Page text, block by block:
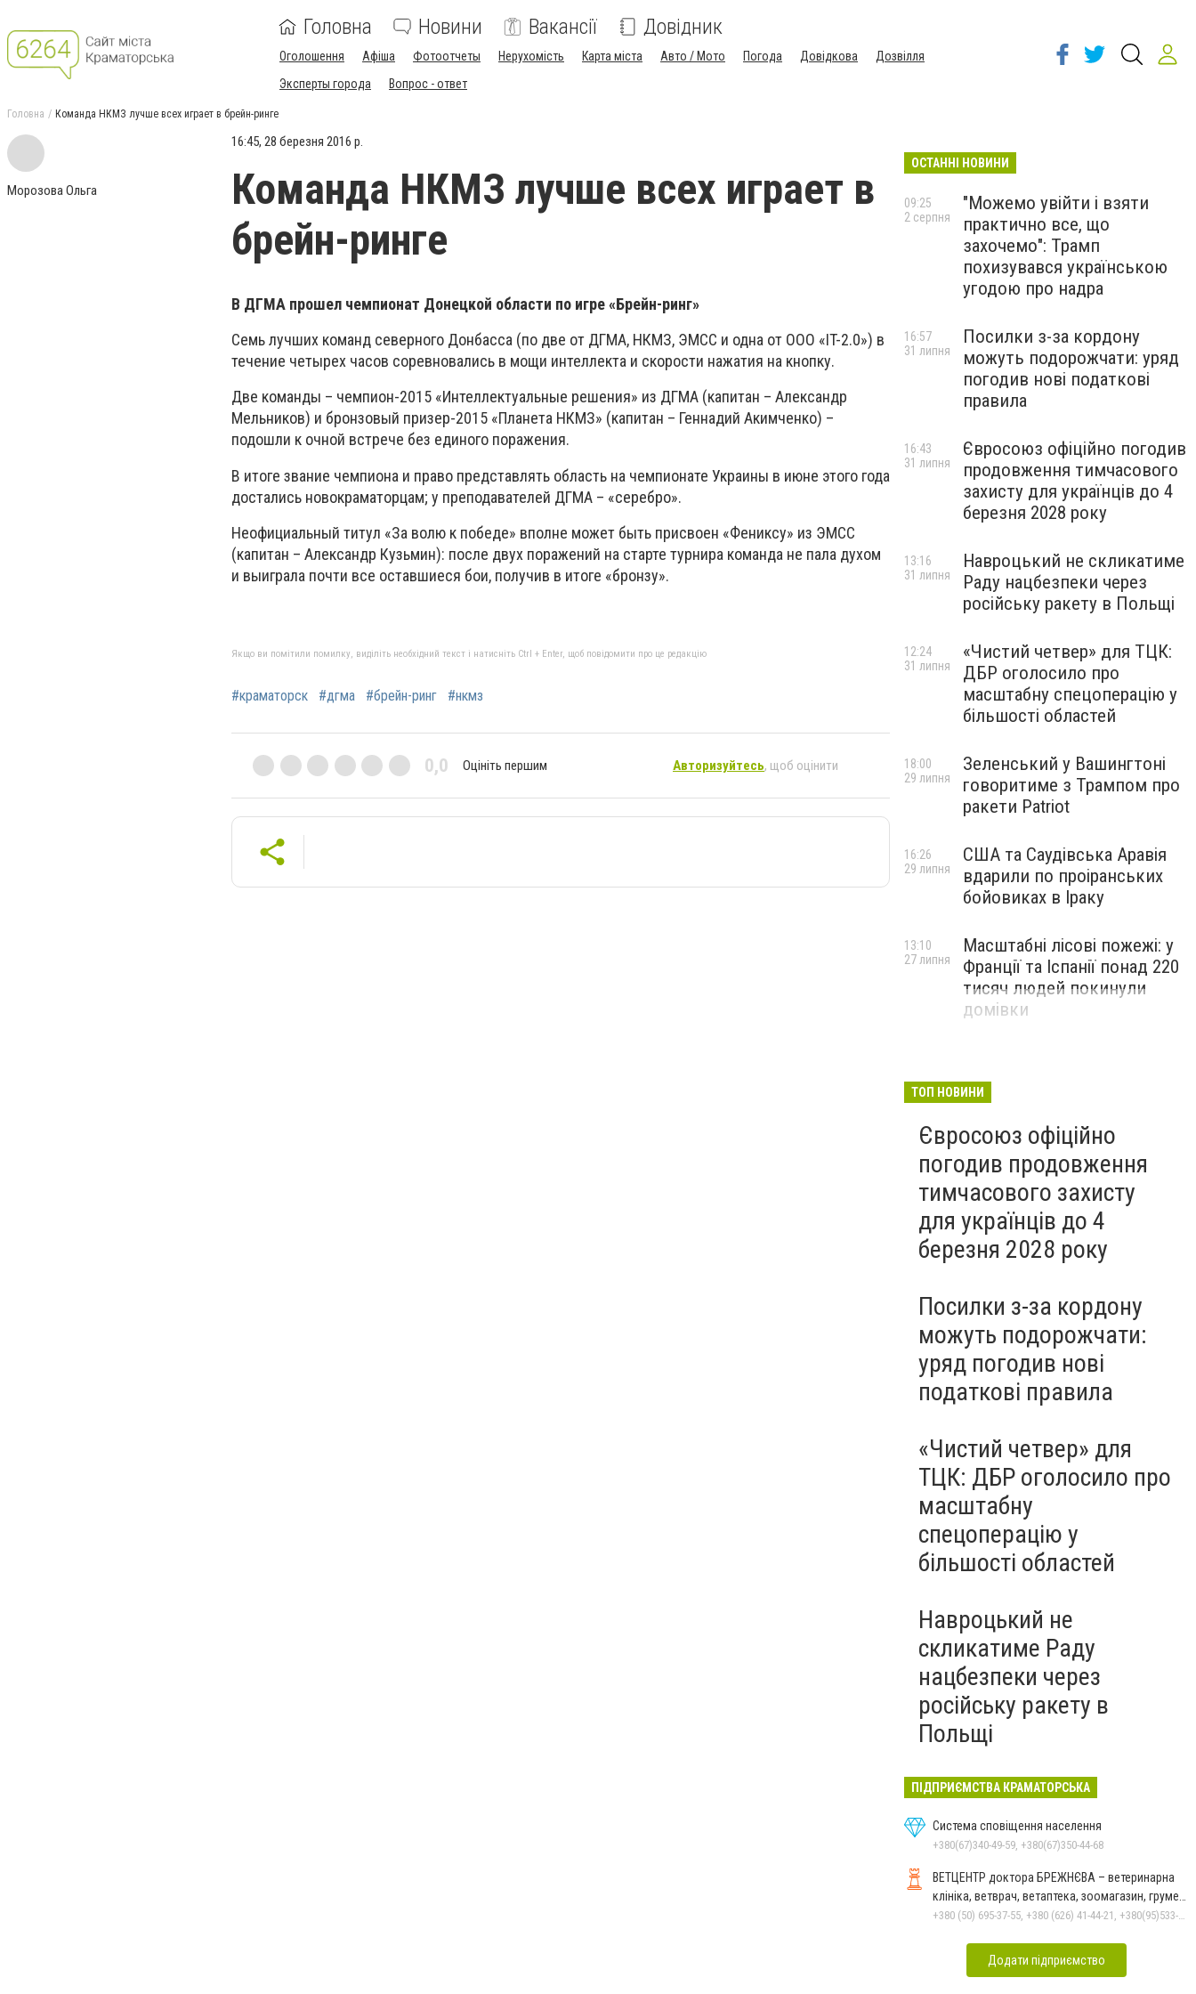
Головна Новини Вакансії Довідник
Оголошення Афіша Фотоотчеты Нерухомість Карта міста Авто / Мото Погода Довідкова
Дозвілля
Эксперты города
Вопрос - ответ
Головна Команда НКМЗ лучше всех играет в брейн-ринге
Морозова Ольга
16:45, 28 березня 2016 р.
Команда НКМЗ лучше всех играет в
брейн-ринге
В ДГМА прошел чемпионат Донецкой области по игре «Брейн-ринг»
Семь лучших команд северного Донбасса (по две от ДГМА, НКМЗ, ЭМСС и одна от ООО «IT-2.0») в
течение четырех часов соревновались в мощи интеллекта и скорости нажатия на кнопку.
Две команды – чемпион-2015 «Интеллектуальные решения» из ДГМА (капитан – Александр
Мельников) и бронзовый призер-2015 «Планета НКМЗ» (капитан – Геннадий Акимченко) –
подошли к очной встрече без единого поражения.
В итоге звание чемпиона и право представлять область на чемпионате Украины в июне этого года
достались новокраматорцам; у преподавателей ДГМА – «серебро».
Неофициальный титул «За волю к победе» вполне может быть присвоен «Фениксу» из ЭМСС
(капитан – Александр Кузьмин): после двух поражений на старте турнира команда не пала духом
и выиграла почти все оставшиеся бои, получив в итоге «бронзу».
Якщо ви помітили помилку, виділіть необхідний текст і натисніть Ctrl + Enter, щоб повідомити про це редакцію
#краматорск #дгма #брейн-ринг #нкмз
0,0 Оцініть першим Авторизуйтесь, щоб оцінити
ОСТАННІ НОВИНИ
"Можемо увійти і взяти
практично все, що
захочемо": Трамп
похизувався українською
угодою про надра
09:25
2 серпня
Посилки з-за кордону
можуть подорожчати: уряд
погодив нові податкові
правила
16:57
31 липня
Євросоюз офіційно погодив
продовження тимчасового
захисту для українців до 4
березня 2028 року
16:43
31 липня
Навроцький не скликатиме
Раду нацбезпеки через
російську ракету в Польщі
13:16
31 липня
«Чистий четвер» для ТЦК:
ДБР оголосило про
масштабну спецоперацію у
більшості областей
12:24
31 липня
Зеленський у Вашингтоні
говоритиме з Трампом про
ракети Patriot
18:00
29 липня
США та Саудівська Аравія
вдарили по проіранських
бойовиках в Іраку
16:26
29 липня
Масштабні лісові пожежі: у
Франції та Іспанії понад 220
тисяч людей покинули
домівки
13:10
27 липня
ТОП НОВИНИ
Євросоюз офіційно
погодив продовження
тимчасового захисту
для українців до 4
березня 2028 року
Посилки з-за кордону
можуть подорожчати:
уряд погодив нові
податкові правила
«Чистий четвер» для
ТЦК: ДБР оголосило про
масштабну
спецоперацію у
більшості областей
Навроцький не
скликатиме Раду
нацбезпеки через
російську ракету в
Польщі
ПІДПРИЄМСТВА КРАМАТОРСЬКА
Система сповіщення населення
+380(67)340-49-59, +380(67)350-44-68
ВЕТЦЕНТР доктора БРЕЖНЄВА – ветеринарна
клініка, ветврач, ветаптека, зоомагазин, грумер,
стрижки.
+380 (50) 695-37-55, +380 (626) 41-44-21, +380(95)533-90-03
Додати підприємство